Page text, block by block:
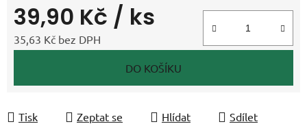
39,90 Kč / ks
35,63 Kč bez DPH
DO KOŠÍKU
Tisk Zeptat se Hlídat Sdílet